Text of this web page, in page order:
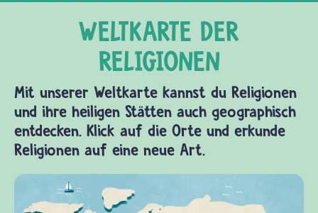
Mit unserer Weltkarte kannst du Religionen
und ihre heiligen Stätten auch geographisch
entdecken. Klick auf die Orte und erkunde
Religionen auf eine neue Art.